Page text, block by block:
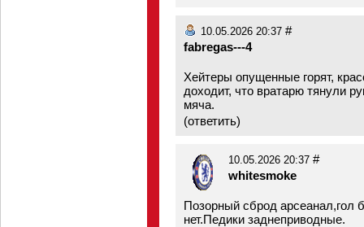
10.05.2026 20:37 #
fabregas---4
Хейтеры опущенные горят,
доходит, что вратарю тянули
мяча.
(ответить)
10.05.2026 20:37 #
whitesmoke
Позорный сброд арсеанал,гол
нет.Педики заднеприводные.